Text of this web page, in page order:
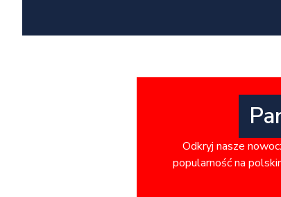
Odkryj nasze
popularność na